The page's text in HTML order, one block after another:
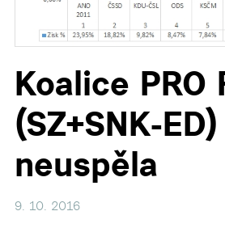
Koalice PRO
(SZ+SNK-
neuspěla
9. 10. 2016